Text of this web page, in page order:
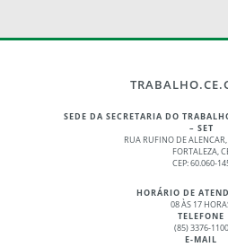
SEDE DA SECRETARIA DO
– SET
RUA RUFINO DE
FORTALEZA,
CEP: 60.060-
HORÁRIO DE
08 ÀS 17
TELEFONE
(85) 3376-1100
E-MAIL